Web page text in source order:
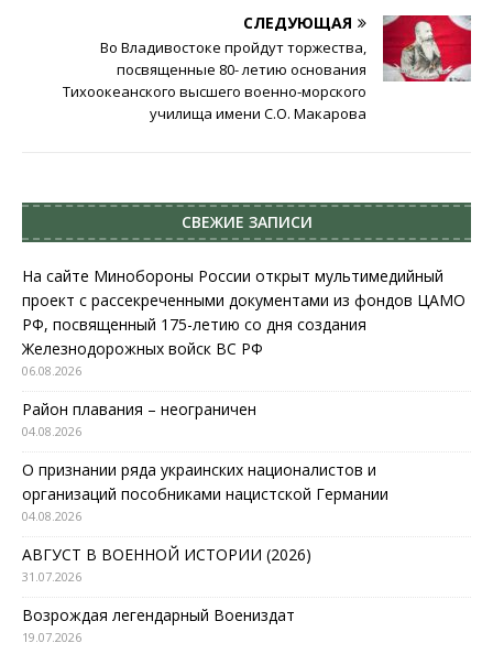
СЛЕДУЮЩАЯ
Во Владивостоке пройдут торжества,
посвященные 80- летию основания
Тихоокеанского высшего военно-морского
училища имени С.О. Макарова
СВЕЖИЕ ЗАПИСИ
На сайте Минобороны России открыт мультимедийный
проект с рассекреченными документами из фондов ЦАМО
РФ, посвященный 175-летию со дня создания
Железнодорожных войск ВС РФ
06.08.2026
Район плавания – неограничен
04.08.2026
О признании ряда украинских националистов и
организаций пособниками нацистской Германии
04.08.2026
АВГУСТ В ВОЕННОЙ ИСТОРИИ (2026)
31.07.2026
Возрождая легендарный Воениздат
19.07.2026